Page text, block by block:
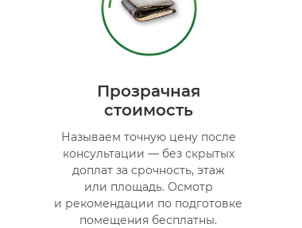
Прозрачная
стоимость
Называем точную цену после
консультации — без скрытых
доплат за срочность, этаж
или площадь. Осмотр
и рекомендации по подготовке
помещения бесплатны.